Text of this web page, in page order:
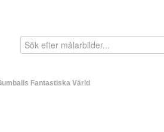
Fantastiska Värld